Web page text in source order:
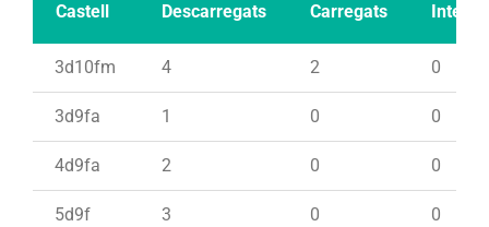
Castell Descarregats Carregats Intents
3d10fm 4 2 0
3d9fa 1 0 0
4d9fa 2 0 0
5d9f 3 0 0